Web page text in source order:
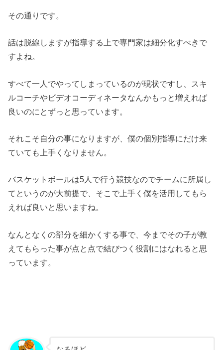
その通りです。
話は脱線しますが指導する上で専門家は細分化すべきで
すよね。
すべて一人でやってしまっているのが現状ですし、スキ
ルコーチやビデオコーディネータなんかもっと増えれば
良いのにとずっと思っています。
それこそ自分の事になりますが、僕の個別指導にだけ来
ていても上手くなりません。
バスケットボールは5人で行う競技なのでチームに所属し
てというのが大前提で、そこで上手く僕を活用してもら
えれば良いと思いますね。
なんとなくの部分を細かくする事で、今までその子が教
えてもらった事が点と点で結びつく役割にはなれると思
っています。